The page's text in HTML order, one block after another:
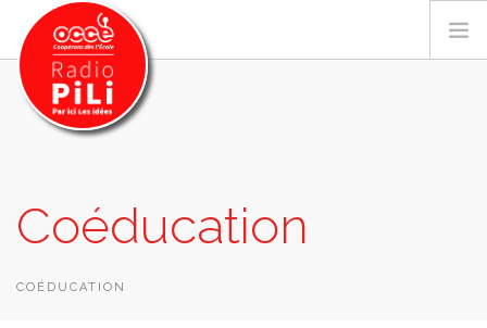
GRILLE DES PROGRAMMES
EMISSIONS / PODCASTS
SUR LE TERRITOIRE
Coéducation
COÉDUCATION